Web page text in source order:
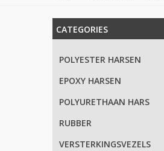
CATEGORIES
POLYESTER HARSEN
EPOXY HARSEN
POLYURETHAAN HARS
RUBBER
VERSTERKINGSVEZELS